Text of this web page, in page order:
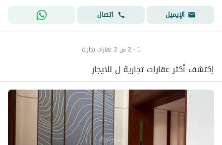
الإيميل
اتصال
1 - 2 من 2 عقارات تجارية
إكتشف أكثر عقارات تجارية ل للايجار